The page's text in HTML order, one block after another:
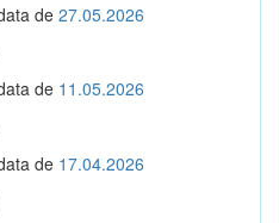
de 27.05.2026
de 11.05.2026
de 17.04.2026